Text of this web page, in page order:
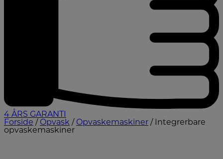
4 ÅRS GARANTI
Forside / Opvask / Opvaskemaskiner / Integrerbare
opvaskemaskiner